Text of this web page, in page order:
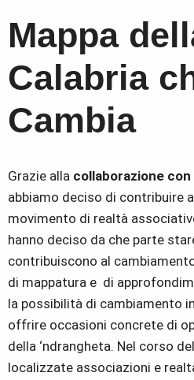
Mappa
Calabria
Cambia
Grazie alla collaborazione con
abbiamo deciso di contribuire
movimento di realtà
hanno deciso da che parte
contribuiscono al
di mappatura e di
la possibilità di cambiamento
offrire occasioni concrete di
della ‘ndrangheta. Nel corso
localizzate associazioni e